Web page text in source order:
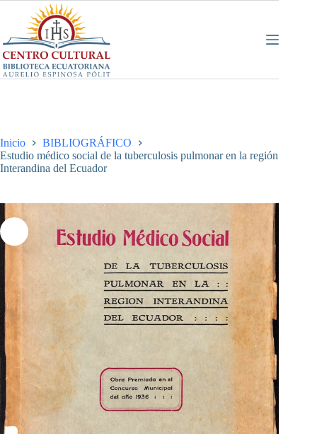
contenido
Inicio
BIBLIOGRÁFICO
Estudio médico social de la tuberculosis pulmonar en la región
Interandina del Ecuador